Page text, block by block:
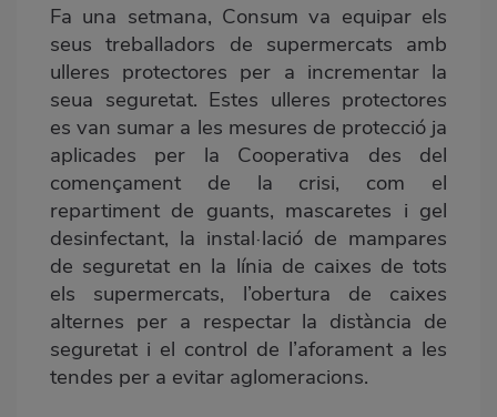
Fa una setmana, Consum va equipar els
seus treballadors de supermercats amb
ulleres protectores per a incrementar la
seua seguretat. Estes ulleres protectores
es van sumar a les mesures de protecció ja
aplicades per la Cooperativa des del
començament de la crisi, com el
repartiment de guants, mascaretes i gel
desinfectant, la instal·lació de mampares
de seguretat en la línia de caixes de tots
els supermercats, l’obertura de caixes
alternes per a respectar la distància de
seguretat i el control de l’aforament a les
tendes per a evitar aglomeracions.